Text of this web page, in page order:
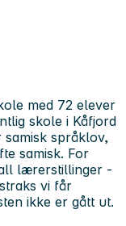
med 72 elever
skole i Kåfjord
språklov,
samisk. For
lærerstillinger -
vi får
ikke er gått ut.